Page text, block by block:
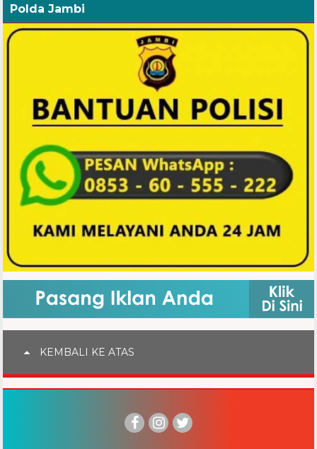
Polda Jambi
KEMBALI KE ATAS